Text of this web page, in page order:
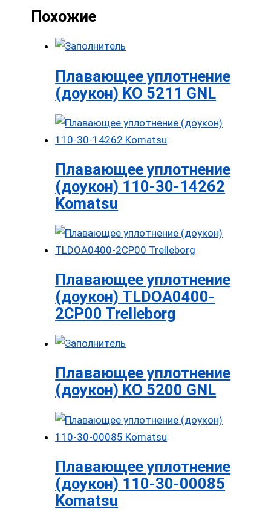
Похожие
Плавающее уплотнение
(доукон) KO 5211 GNL
Плавающее уплотнение
(доукон) 110-30-14262
Komatsu
Плавающее уплотнение
(доукон) TLDOA0400-
2CP00 Trelleborg
Плавающее уплотнение
(доукон) KO 5200 GNL
Плавающее уплотнение
(доукон) 110-30-00085
Komatsu